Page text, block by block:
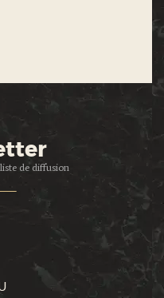
de diffusion